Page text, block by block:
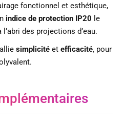
fonctionnel et esthétique,
indice de protection IP20 le
des projections d’eau.
simplicité et efficacité, pour